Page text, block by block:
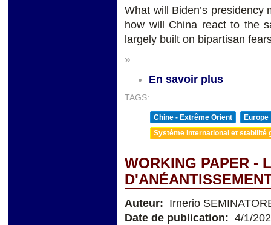
What will Biden’s
how will China react to the
largely built on bipartisan
»
En savoir plus
TAGS:
Chine - Extrême Orient
Europe
Système international et stabilité
WORKING PAPER -
Auteur: Irnerio
Date de publication: 4/1/